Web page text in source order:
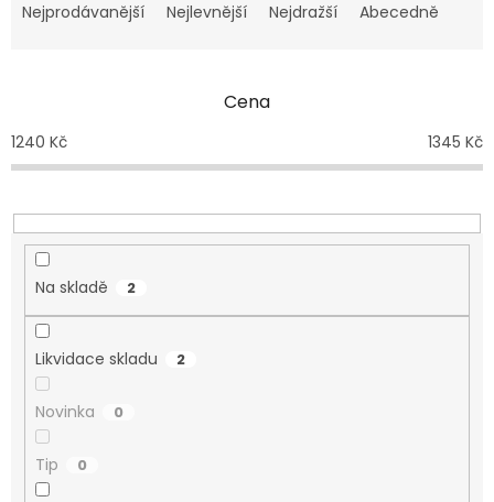
Nejprodávanější Nejlevnější Nejdražší Abecedně
Cena
1240 Kč 1345 Kč
Na skladě 2
Likvidace skladu 2
Novinka 0
Tip 0